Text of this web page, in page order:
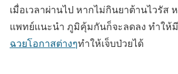
เมื่อเวลาผ่านไป หากไม่กินยาต้านไวรัส
แพทย์แนะนำ ภูมิคุ้มกันก็จะลดลง ทำให้
ฉวยโอกาสต่างๆทำให้เจ็บป่วยได้